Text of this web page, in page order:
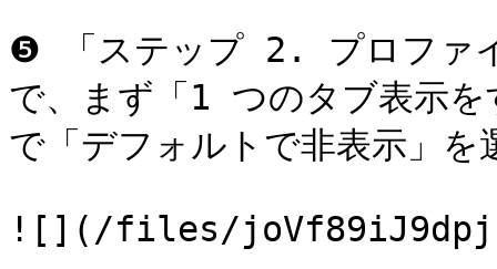
❺ 「ステップ 2. プロファ
で、まず「1 つのタブ表示
で「デフォルトで非表示」を
![](/files/